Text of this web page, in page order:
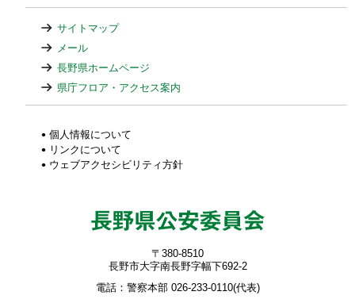
サイトマップ
メール
長野県ホームページ
県庁フロア・アクセス案内
個人情報について
リンクについて
ウェブアクセシビリティ方針
〒380-8510
長野市大字南長野字幅下692-2
電話：警察本部 026-233-0110(代表)